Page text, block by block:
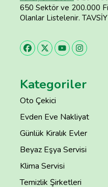
650 Sektör ve 200.000
Olanlar Listelenir.
Kategoriler
Oto Çekici
Evden Eve Nakliyat
Günlük Kiralık Evler
Beyaz Eşya Servisi
Klima Servisi
Temizlik Şirketleri